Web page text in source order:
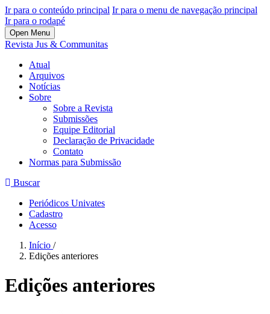
Ir para o conteúdo principal Ir para o menu de navegação principal
Ir para o rodapé
Open Menu
Revista Jus & Communitas
Atual
Arquivos
Notícias
Sobre
Sobre a Revista
Submissões
Equipe Editorial
Declaração de Privacidade
Contato
Normas para Submissão
Buscar
Periódicos Univates
Cadastro
Acesso
Início /
Edições anteriores
Edições anteriores